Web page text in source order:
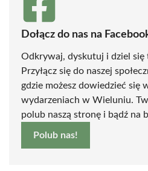
Dołącz do nas na
Odkrywaj, dyskutuj i dziel się
Przyłącz się do naszej
gdzie możesz dowiedzieć się
wydarzeniach w Wieluniu.
polub naszą stronę i bądź na
Polub nas!